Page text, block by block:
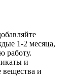
1-2 месяца,
работу.
и
и